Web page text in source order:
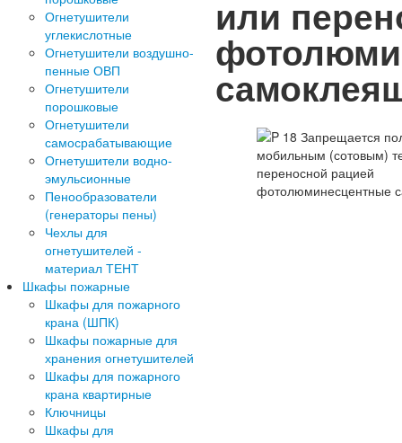
Огнетушители
углекислотные
Огнетушители воздушно-
пенные ОВП
Огнетушители
порошковые
Огнетушители
самосрабатывающие
Огнетушители водно-
эмульсионные
Пенообразователи
(генераторы пены)
Чехлы для
огнетушителей -
материал ТЕНТ
Шкафы пожарные
Шкафы для пожарного
крана (ШПК)
Шкафы пожарные для
хранения огнетушителей
Шкафы для пожарного
крана квартирные
Ключницы
Шкафы для
или